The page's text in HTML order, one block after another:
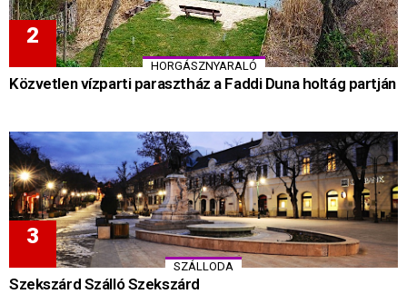
HORGÁSZNYARALÓ
Közvetlen vízparti parasztház a Faddi Duna holtág partján
SZÁLLODA
Szekszárd Szálló Szekszárd